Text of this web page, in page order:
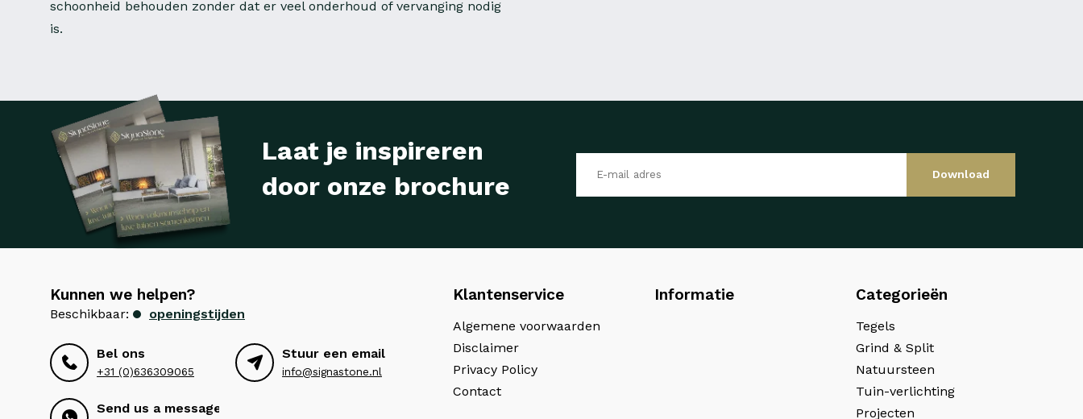
schoonheid behouden zonder dat er veel onderhoud of vervanging nodig
is.
Laat je inspireren
door onze brochure
Download
Kunnen we helpen?
Beschikbaar: openingstijden
Bel ons
+31 (0)636309065
Stuur een email
info@signastone.nl
Send us a message
Klantenservice
Algemene voorwaarden
Disclaimer
Privacy Policy
Contact
Informatie Categorieën
Tegels
Grind & Split
Natuursteen
Tuin-verlichting
Projecten